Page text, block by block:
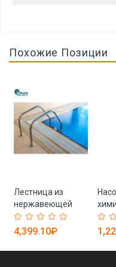
Похожие Позиции
Лестница из
нержавеющей
стали
4,399.10₽